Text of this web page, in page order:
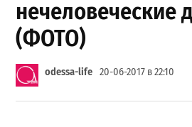
нечеловеческие
(ФОТО)
odessa-life 20-06-2017 в 22:10